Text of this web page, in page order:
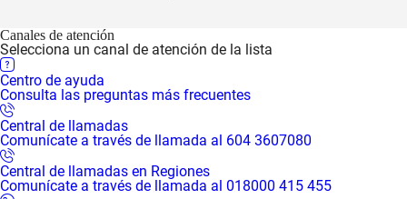
Canales de atención
Selecciona un canal de atención de la lista
Centro de ayuda
Consulta las preguntas más frecuentes
Central de llamadas
Comunícate a través de llamada al 604 3607080
Central de llamadas en Regiones
Comunícate a través de llamada al 018000 415 455